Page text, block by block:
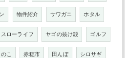
物件紹介 サワガニ ホタル
スローライフ ヤゴの抜け殻 ゴルフ
のこ 赤穂市 田んぼ シロサギ